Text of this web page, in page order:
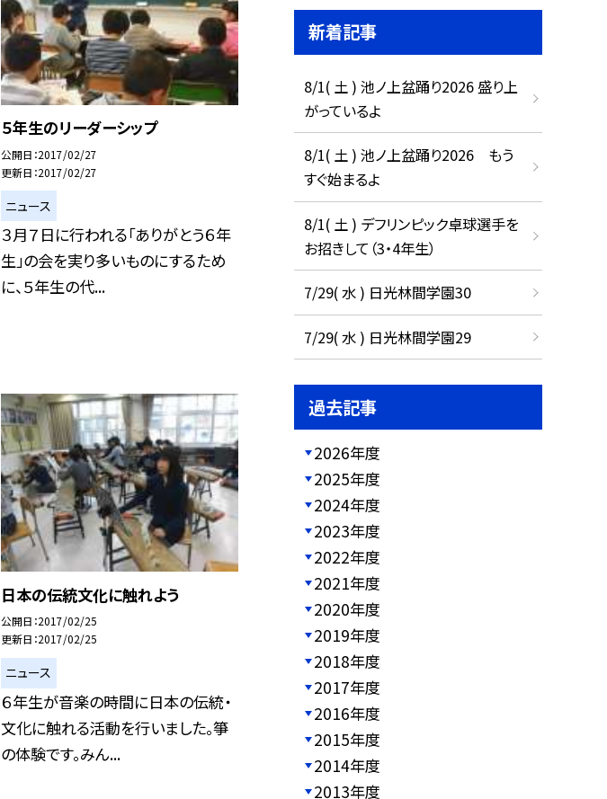
５年生のリーダーシップ
公開日 2017/02/27
更新日 2017/02/27
ニュース
３月７日に行われる「ありがとう６年
生」の会を実り多いものにするため
に、５年生の代...
日本の伝統文化に触れよう
公開日 2017/02/25
更新日 2017/02/25
ニュース
６年生が音楽の時間に日本の伝統・
文化に触れる活動を行いました。箏
の体験です。みん...
新着記事
8/1( 土 ) 池ノ上盆踊り2026 盛り上
がっているよ
8/1( 土 ) 池ノ上盆踊り2026 もう
すぐ始まるよ
8/1( 土 ) デフリンピック卓球選手を
お招きして（3・4年生）
7/29( 水 ) 日光林間学園30
7/29( 水 ) 日光林間学園29
過去記事
2026年度
2025年度
2024年度
2023年度
2022年度
2021年度
2020年度
2019年度
2018年度
2017年度
2016年度
2015年度
2014年度
2013年度